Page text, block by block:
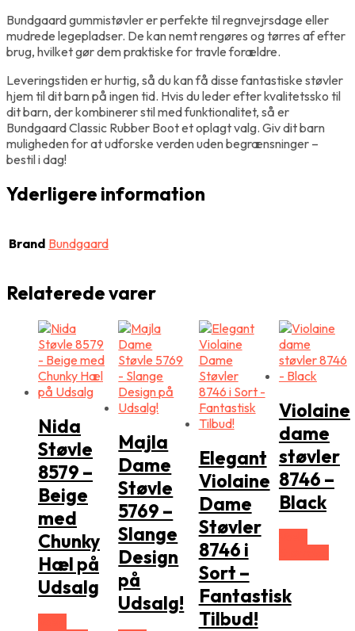
Bundgaard gummistøvler er perfekte til regnvejrsdage eller
mudrede legepladser. De kan nemt rengøres og tørres af efter
brug, hvilket gør dem praktiske for travle forældre.
Leveringstiden er hurtig, så du kan få disse fantastiske støvler
hjem til dit barn på ingen tid. Hvis du leder efter kvalitetssko til
dit barn, der kombinerer stil med funktionalitet, så er
Bundgaard Classic Rubber Boot et oplagt valg. Giv dit barn
muligheden for at udforske verden uden begrænsninger –
bestil i dag!
Yderligere information
Brand Bundgaard
Relaterede varer
Nida
Støvle
8579 –
Beige
med
Chunky
Hæl på
Udsalg
Majla
Dame
Støvle
5769 –
Slange
Design
på
Udsalg!
Elegant
Violaine
Dame
Støvler
8746 i
Sort –
Fantastisk
Tilbud!
Violaine
dame
støvler
8746 –
Black